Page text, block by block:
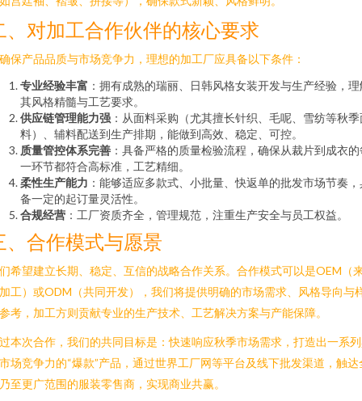
、对加工合作伙伴的核心要求
保产品品质与市场竞争力，理想的加工厂应具备以下条件：
专业经验丰富 ：拥有成熟的瑞丽、日韩风格女装开发与生产经验，理
其风格精髓与工艺要求。
供应链管理能力强 ：从面料采购（尤其擅长针织、毛呢、雪纺等秋
料）、辅料配送到生产排期，能做到高效、稳定、可控。
质量管控体系完善 ：具备严格的质量检验流程，确保从裁片到成衣
一环节都符合高标准，工艺精细。
柔性生产能力 ：能够适应多款式、小批量、快返单的批发市场节奏，
备一定的起订量灵活性。
合规经营 ：工厂资质齐全，管理规范，注重生产安全与员工权益。
、合作模式与愿景
希望建立长期、稳定、互信的战略合作关系。合作模式可以是OEM（
工）或ODM（共同开发），我们将提供明确的市场需求、风格导向与
考，加工方则贡献专业的生产技术、工艺解决方案与产能保障。
本次合作，我们的共同目标是：快速响应秋季市场需求，打造出一系
场竞争力的“爆款”产品，通过世界工厂网等平台及线下批发渠道，触达
至更广范围的服装零售商，实现商业共赢。